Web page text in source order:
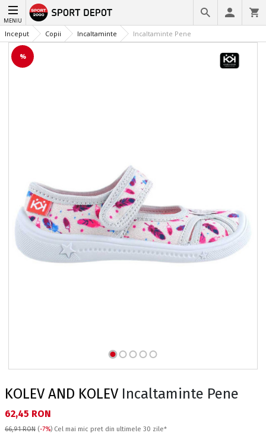
MENIU
Inceput Copii Incaltaminte Incaltaminte Pene
%
KOLEV AND KOLEV Incaltaminte Pene
Текуща цена:
62,45 RON
66,91 RON (-7%) Cel mai mic pret din ultimele 30 zile*